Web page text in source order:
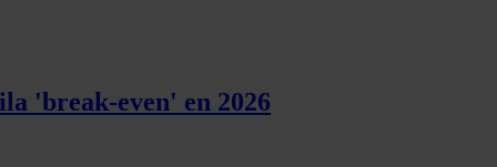
'break-even' en 2026